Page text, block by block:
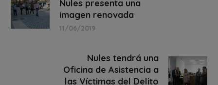
Nules presenta una
imagen renovada
11/06/2019
Nules tendrá una
Oficina de Asistencia a
las Víctimas del Delito